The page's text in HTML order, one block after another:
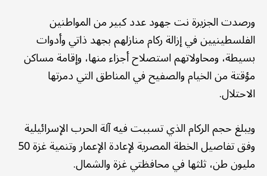
ورصدت الجزيرة نت جهود عدد كبير من المواطنين
الفلسطينيين في إزالة ركام منازلهم بجهد ذاتي وأدوات
بسيطة، ومحاولاتهم استصلاح أجزاء منها، وإقامة مساكن
مؤقتة من الخيام والصفيح في المناطق التي دمرتها
الاحتلال.
ويبلغ حجم الركام الذي تسببت فيه آلة الحرب الإسرائيلية
وفق تفاصيل الخطة المصرية لإعادة الإعمار وتنمية غزة 50
مليون طن، ثلثها في محافظتي غزة والشمال.